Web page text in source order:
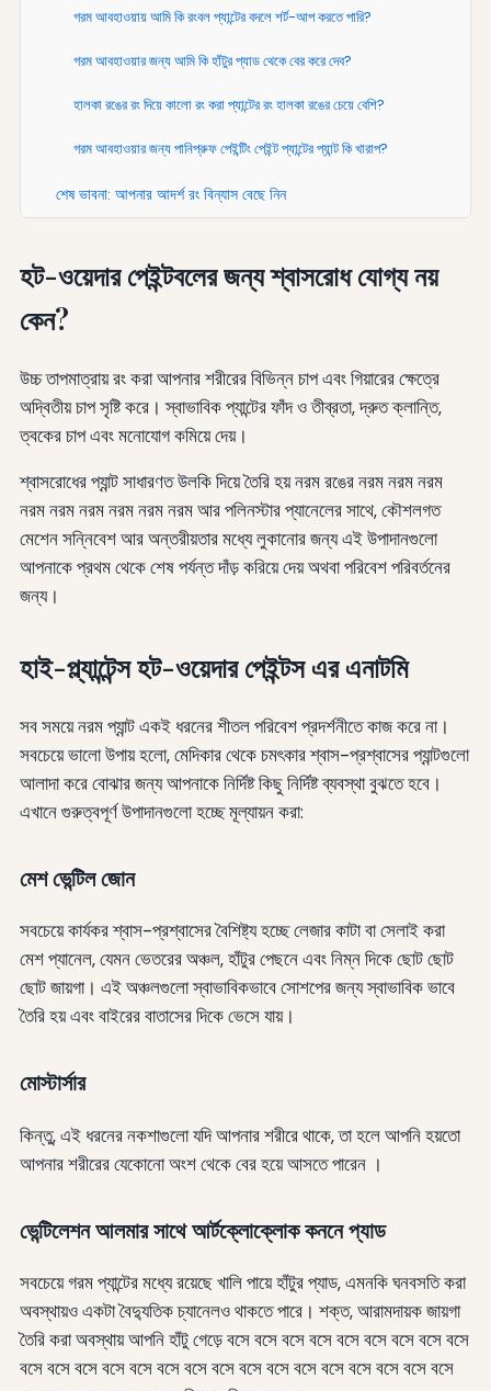
গরম আবহাওয়ায় আমি কি রংবল প্যান্টের বদলে শর্ট-আপ করতে পারি?
গরম আবহাওয়ার জন্য আমি কি হাঁটুর প্যাড থেকে বের করে দেব?
হালকা রঙের রং দিয়ে কালো রং করা প্যান্টের রং হালকা রঙের চেয়ে বেশি?
গরম আবহাওয়ার জন্য পানিপ্রুফ পেইন্টিং পেইন্ট প্যান্টের প্যান্ট কি খারাপ?
শেষ ভাবনা: আপনার আদর্শ রং বিন্যাস বেছে নিন
হট-ওয়েদার পেইন্টবলের জন্য শ্বাসরোধ যোগ্য নয়
কেন?
উচ্চ তাপমাত্রায় রং করা আপনার শরীরের বিভিন্ন চাপ এবং গিয়ারের ক্ষেত্রে
অদ্বিতীয় চাপ সৃষ্টি করে। স্বাভাবিক প্যান্টের ফাঁদ ও তীব্রতা, দ্রুত ক্লান্তি,
ত্বকের চাপ এবং মনোযোগ কমিয়ে দেয়।
শ্বাসরোধের প্যান্ট সাধারণত উলকি দিয়ে তৈরি হয় নরম রঙের নরম নরম নরম
নরম নরম নরম নরম নরম নরম আর পলিনস্টার প্যানেলের সাথে, কৌশলগত
মেশেন সন্নিবেশ আর অন্তরীয়তার মধ্যে লুকানোর জন্য এই উপাদানগুলো
আপনাকে প্রথম থেকে শেষ পর্যন্ত দাঁড় করিয়ে দেয় অথবা পরিবেশ পরিবর্তনের
জন্য।
হাই-প্ল্যান্টেন্স হট-ওয়েদার পেইন্টস এর এনাটমি
সব সময়ে নরম প্যান্ট একই ধরনের শীতল পরিবেশ প্রদর্শনীতে কাজ করে না।
সবচেয়ে ভালো উপায় হলো, মেদিকার থেকে চমৎকার শ্বাস-প্রশ্বাসের প্যান্টগুলো
আলাদা করে বোঝার জন্য আপনাকে নির্দিষ্ট কিছু নির্দিষ্ট ব্যবস্থা বুঝতে হবে।
এখানে গুরুত্বপূর্ণ উপাদানগুলো হচ্ছে মূল্যায়ন করা:
মেশ ভেন্টিল জোন
সবচেয়ে কার্যকর শ্বাস-প্রশ্বাসের বৈশিষ্ট্য হচ্ছে লেজার কাটা বা সেলাই করা
মেশ প্যানেল, যেমন ভেতরের অঞ্চল, হাঁটুর পেছনে এবং নিম্ন দিকে ছোট ছোট
ছোট জায়গা। এই অঞ্চলগুলো স্বাভাবিকভাবে সোশপের জন্য স্বাভাবিক ভাবে
তৈরি হয় এবং বাইরের বাতাসের দিকে ভেসে যায়।
মোস্টার্সার
কিন্তু, এই ধরনের নকশাগুলো যদি আপনার শরীরে থাকে, তা হলে আপনি হয়তো
আপনার শরীরের যেকোনো অংশ থেকে বের হয়ে আসতে পারেন ।
ভেন্টিলেশন আলমার সাথে আর্টক্লোক্লোক কননে প্যাড
সবচেয়ে গরম প্যান্টের মধ্যে রয়েছে খালি পায়ে হাঁটুর প্যাড, এমনকি ঘনবসতি করা
অবস্থায়ও একটা বৈদ্যুতিক চ্যানেলও থাকতে পারে। শক্ত, আরামদায়ক জায়গা
তৈরি করা অবস্থায় আপনি হাঁটু গেড়ে বসে বসে বসে বসে বসে বসে বসে বসে বসে
বসে বসে বসে বসে বসে বসে বসে বসে বসে বসে বসে বসে বসে বসে বসে বসে